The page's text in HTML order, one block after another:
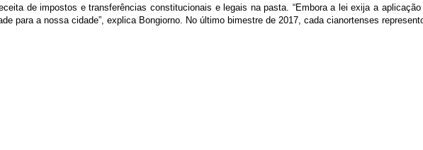
de impostos e transferências constitucionais e legais na pasta. “Embora a lei exija a
para a nossa cidade”, explica Bongiorno. No último bimestre de 2017, cada cianortenses